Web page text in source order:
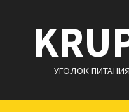
содержимому
УГОЛОК